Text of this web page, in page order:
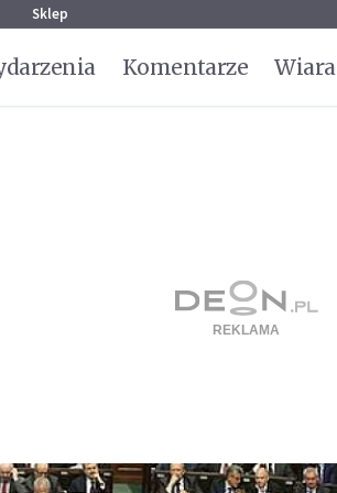
Sklep
Komentarze Wiara